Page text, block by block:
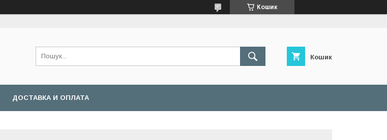
Кошик
Кошик
ДОСТАВКА И ОПЛАТА